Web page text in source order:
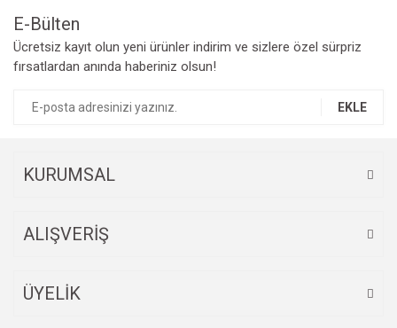
E-Bülten
Ücretsiz kayıt olun yeni ürünler indirim ve sizlere özel sürpriz
fırsatlardan anında haberiniz olsun!
EKLE
KURUMSAL
ALIŞVERİŞ
ÜYELİK